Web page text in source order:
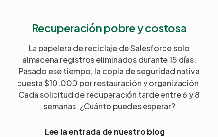
Recuperación pobre y costosa
La papelera de reciclaje de Salesforce solo
almacena registros eliminados durante 15 días.
Pasado ese tiempo, la copia de seguridad nativa
cuesta $10,000 por restauración y organización.
Cada solicitud de recuperación tarde entre 6 y 8
semanas. ¿Cuánto puedes esperar?
Lee la entrada de nuestro blog